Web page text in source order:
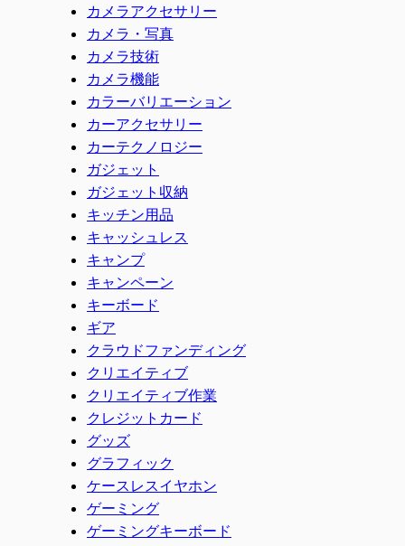
カメラアクセサリー
カメラ・写真
カメラ技術
カメラ機能
カラーバリエーション
カーアクセサリー
カーテクノロジー
ガジェット
ガジェット収納
キッチン用品
キャッシュレス
キャンプ
キャンペーン
キーボード
ギア
クラウドファンディング
クリエイティブ
クリエイティブ作業
クレジットカード
グッズ
グラフィック
ケースレスイヤホン
ゲーミング
ゲーミングキーボード